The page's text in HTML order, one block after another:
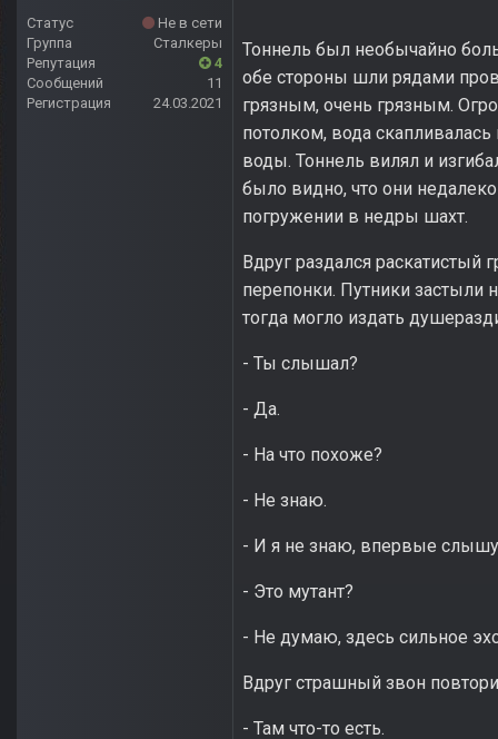
Статус
Не в сети
Группа
Сталкеры
Репутация
4
Сообщений
11
Регистрация
24.03.2021
Тоннель был необычайно
обе стороны шли рядами
грязным, очень грязным.
потолком, вода
воды. Тоннель вилял и
было видно, что они
погружении в недры шахт.
Вдруг раздался
перепонки. Путники застыли
тогда могло издать
- Ты слышал?
- Да.
- На что похоже?
- Не знаю.
- И я не знаю, впервые слышу
- Это мутант?
- Не думаю, здесь сильное
Вдруг страшный звон
- Там что-то есть.